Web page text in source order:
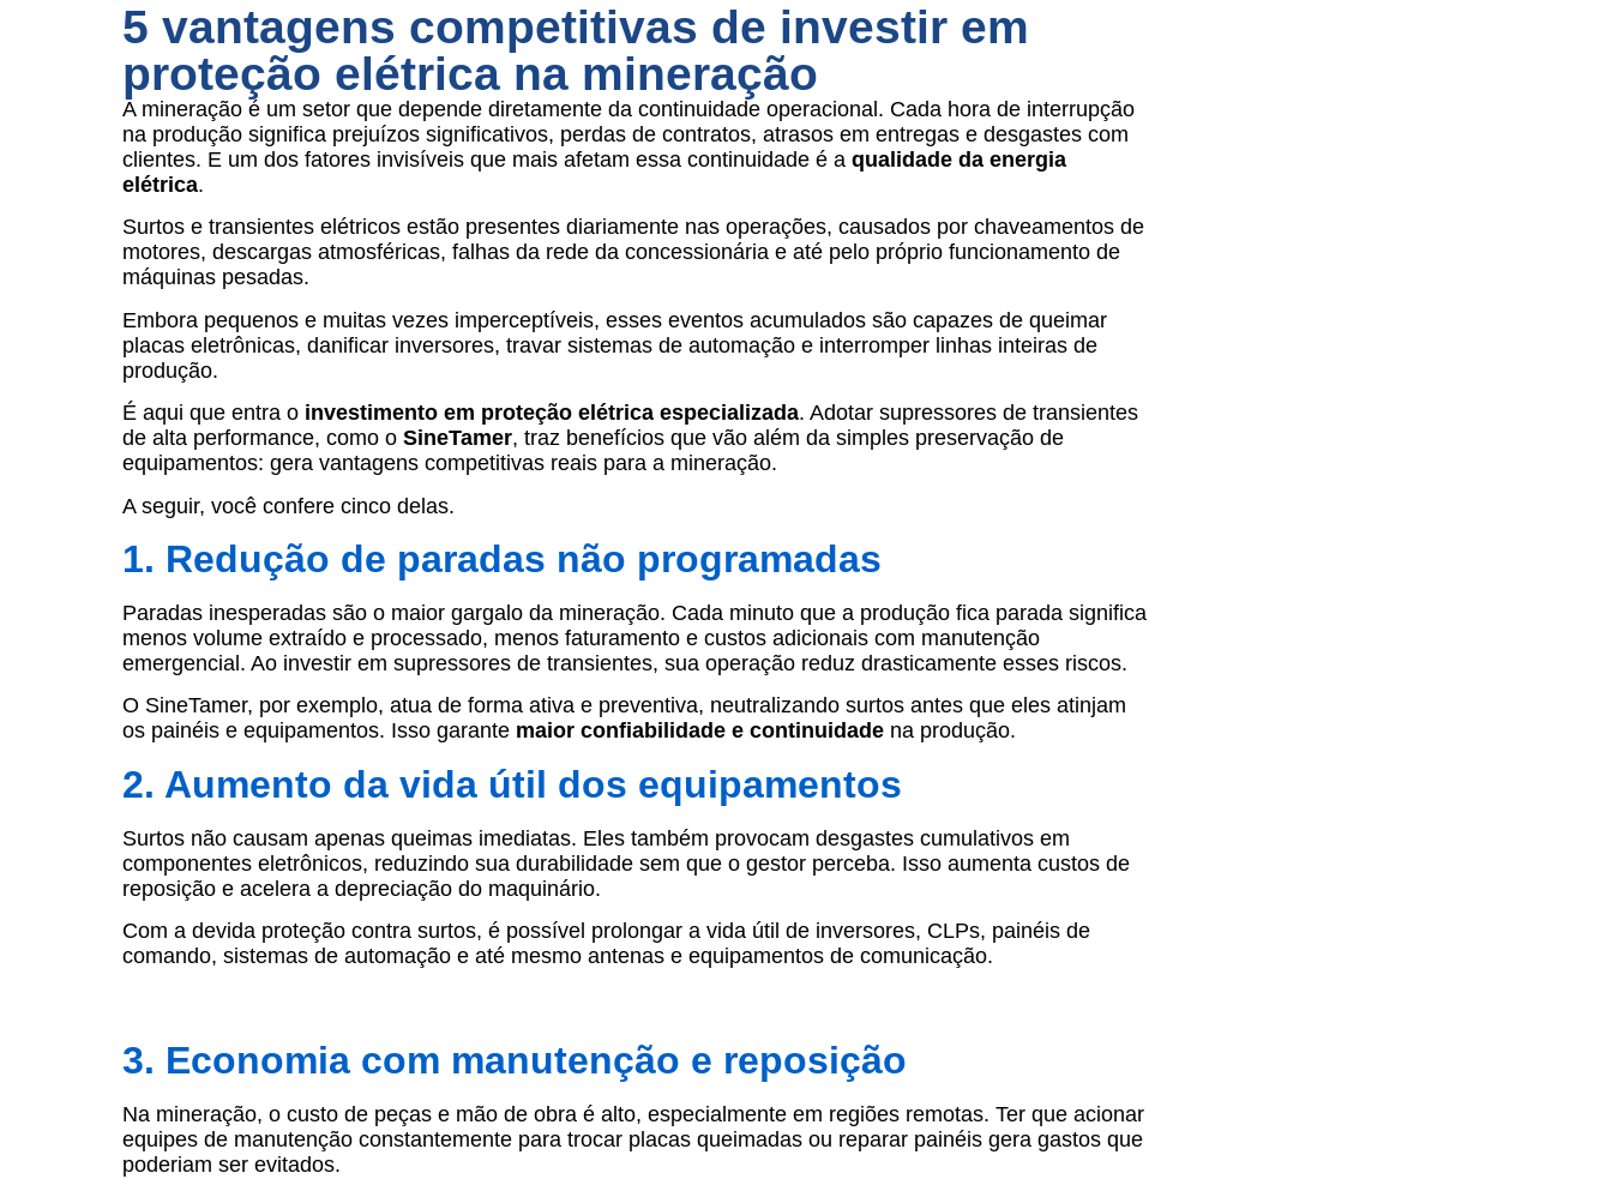
5 vantagens competitivas de investir em
proteção elétrica na mineração
A mineração é um setor que depende diretamente da continuidade operacional. Cada hora de interrupção
na produção significa prejuízos significativos, perdas de contratos, atrasos em entregas e desgastes com
clientes. E um dos fatores invisíveis que mais afetam essa continuidade é a qualidade da energia
elétrica.
Surtos e transientes elétricos estão presentes diariamente nas operações, causados por chaveamentos de
motores, descargas atmosféricas, falhas da rede da concessionária e até pelo próprio funcionamento de
máquinas pesadas.
Embora pequenos e muitas vezes imperceptíveis, esses eventos acumulados são capazes de queimar
placas eletrônicas, danificar inversores, travar sistemas de automação e interromper linhas inteiras de
produção.
É aqui que entra o investimento em proteção elétrica especializada. Adotar supressores de transientes
de alta performance, como o SineTamer, traz benefícios que vão além da simples preservação de
equipamentos: gera vantagens competitivas reais para a mineração.
A seguir, você confere cinco delas.
1. Redução de paradas não programadas
Paradas inesperadas são o maior gargalo da mineração. Cada minuto que a produção fica parada significa
menos volume extraído e processado, menos faturamento e custos adicionais com manutenção
emergencial. Ao investir em supressores de transientes, sua operação reduz drasticamente esses riscos.
O SineTamer, por exemplo, atua de forma ativa e preventiva, neutralizando surtos antes que eles atinjam
os painéis e equipamentos. Isso garante maior confiabilidade e continuidade na produção.
2. Aumento da vida útil dos equipamentos
Surtos não causam apenas queimas imediatas. Eles também provocam desgastes cumulativos em
componentes eletrônicos, reduzindo sua durabilidade sem que o gestor perceba. Isso aumenta custos de
reposição e acelera a depreciação do maquinário.
Com a devida proteção contra surtos, é possível prolongar a vida útil de inversores, CLPs, painéis de
comando, sistemas de automação e até mesmo antenas e equipamentos de comunicação.
3. Economia com manutenção e reposição
Na mineração, o custo de peças e mão de obra é alto, especialmente em regiões remotas. Ter que acionar
equipes de manutenção constantemente para trocar placas queimadas ou reparar painéis gera gastos que
poderiam ser evitados.